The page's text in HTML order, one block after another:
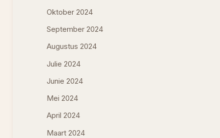
Oktober 2024
September 2024
Augustus 2024
Julie 2024
Junie 2024
Mei 2024
April 2024
Maart 2024